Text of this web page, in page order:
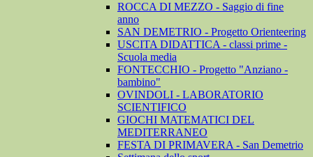
ROCCA DI MEZZO - Saggio di fine
anno
SAN DEMETRIO - Progetto Orienteering
USCITA DIDATTICA - classi prime -
Scuola media
FONTECCHIO - Progetto "Anziano -
bambino"
OVINDOLI - LABORATORIO
SCIENTIFICO
GIOCHI MATEMATICI DEL
MEDITERRANEO
FESTA DI PRIMAVERA - San Demetrio